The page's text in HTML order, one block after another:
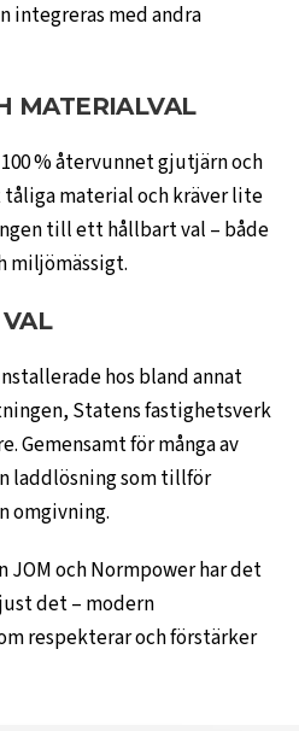
integreras med andra
MATERIALVAL
% återvunnet gjutjärn och
material och kräver lite
till ett hållbart val – både
miljömässigt.
hos bland annat
Statens fastighetsverk
Gemensamt för många av
laddlösning som tillför
omgivning.
JOM och Normpower har det
det – modern
respekterar och förstärker